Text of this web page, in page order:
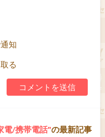
知
る
電/携帯電話 の最新記事